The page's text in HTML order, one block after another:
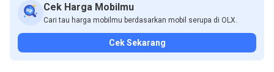
Cek Harga Mobilmu
Cari tau harga mobilmu berdasarkan mobil serupa di OLX.
Cek Sekarang